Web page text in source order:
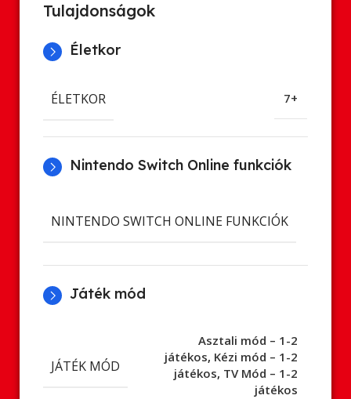
Tulajdonságok
Életkor
ÉLETKOR 7+
Nintendo Switch Online funkciók
NINTENDO SWITCH ONLINE FUNKCIÓK
Játék mód
JÁTÉK MÓD
Asztali mód – 1-2
játékos, Kézi mód – 1-2
játékos, TV Mód – 1-2
játékos